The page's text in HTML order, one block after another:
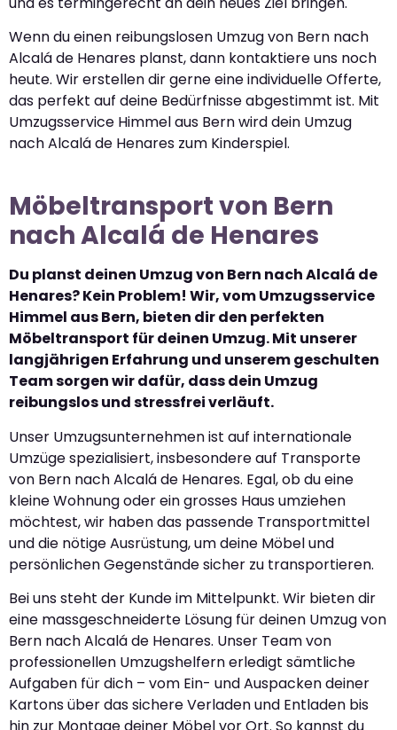
Wenn du einen reibungslosen Umzug von Bern nach
Alcalá de Henares planst, dann kontaktiere uns noch
heute. Wir erstellen dir gerne eine individuelle Offerte,
das perfekt auf deine Bedürfnisse abgestimmt ist. Mit
Umzugsservice Himmel aus Bern wird dein Umzug
nach Alcalá de Henares zum Kinderspiel.
Möbeltransport von Bern
nach Alcalá de Henares
Du planst deinen Umzug von Bern nach Alcalá de
Henares? Kein Problem! Wir, vom Umzugsservice
Himmel aus Bern, bieten dir den perfekten
Möbeltransport für deinen Umzug. Mit unserer
langjährigen Erfahrung und unserem geschulten
Team sorgen wir dafür, dass dein Umzug
reibungslos und stressfrei verläuft.
Unser Umzugsunternehmen ist auf internationale
Umzüge spezialisiert, insbesondere auf Transporte
von Bern nach Alcalá de Henares. Egal, ob du eine
kleine Wohnung oder ein grosses Haus umziehen
möchtest, wir haben das passende Transportmittel
und die nötige Ausrüstung, um deine Möbel und
persönlichen Gegenstände sicher zu transportieren.
Bei uns steht der Kunde im Mittelpunkt. Wir bieten dir
eine massgeschneiderte Lösung für deinen Umzug von
Bern nach Alcalá de Henares. Unser Team von
professionellen Umzugshelfern erledigt sämtliche
Aufgaben für dich – vom Ein- und Auspacken deiner
Kartons über das sichere Verladen und Entladen bis